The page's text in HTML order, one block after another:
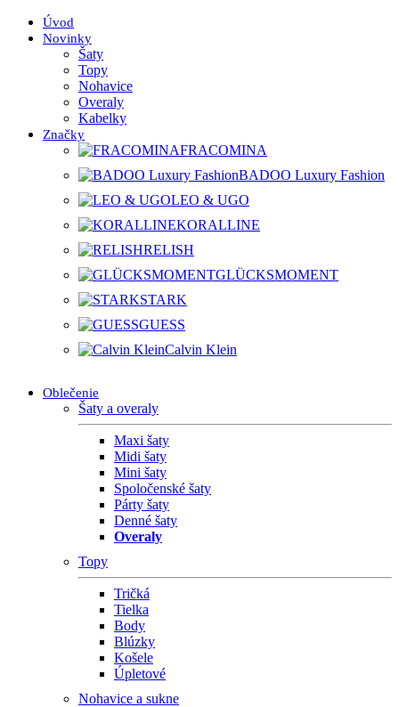
Úvod
Novinky
Šaty
Topy
Nohavice
Overaly
Kabelky
Značky
FRACOMINA
BADOO Luxury Fashion
LEO & UGO
KORALLINE
RELISH
GLÜCKSMOMENT
STARK
GUESS
Calvin Klein
Oblečenie
Šaty a overaly
Maxi šaty
Midi šaty
Mini šaty
Spoločenské šaty
Párty šaty
Denné šaty
Overaly
Topy
Tričká
Tielka
Body
Blúzky
Košele
Úpletové
Nohavice a sukne